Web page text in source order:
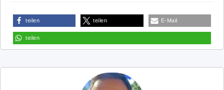
teilen teilen E-Mail
teilen